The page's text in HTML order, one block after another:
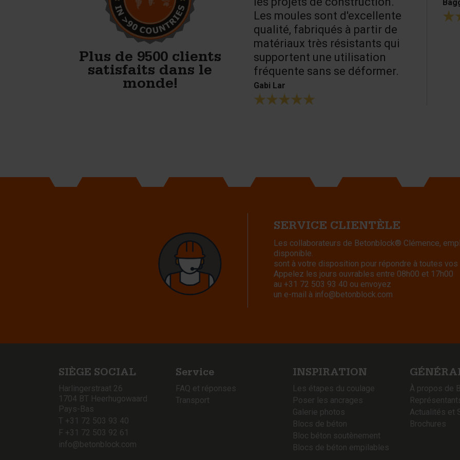
Plus de 9500 clients
satisfaits dans le
monde!
ce qu’il faut pour bien
Les moules sont d'excellente
qualité, fabriqués à partir de
matériaux très résistants qui
supportent une utilisation
fréquente sans se déformer.
Gabi Lar
SERVICE CLIENTÈLE
Les collaborateurs de Betonblock® Clémence,
disponible.
sont à votre disposition pour répondre à toutes vos
Appelez les jours ouvrables entre 08h00 et 17h00
au +31 72 503 93 40 ou envoyez
un e-mail à info@betonblock.com
SIÈGE SOCIAL
Harlingerstraat 26
1704 BT Heerhugowaard
Pays-Bas
T +31 72 503 93 40
F +31 72 503 92 61
info@betonblock.com
Service
FAQ et réponses
Transport
INSPIRATION
Les étapes du coulage
Poser les ancrages
Galerie photos
Blocs de béton
Bloc béton soutènement
Blocs de béton empilables
À propos de
Actualités et
Brochures